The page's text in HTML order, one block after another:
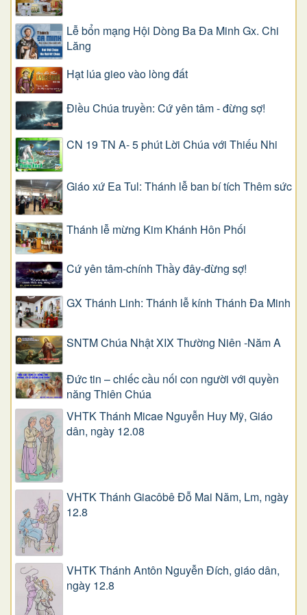
Lễ bổn mạng Hội Dòng Ba Đa Minh Gx. Chi
Lăng
Hạt lúa gieo vào lòng đất
Điều Chúa truyền: Cứ yên tâm - đừng sợ!
CN 19 TN A- 5 phút Lời Chúa với Thiếu Nhi
Giáo xứ Ea Tul: Thánh lễ ban bí tích Thêm sức
Thánh lễ mừng Kim Khánh Hôn Phối
Cứ yên tâm-chính Thầy đây-đừng sợ!
GX Thánh Linh: Thánh lễ kính Thánh Đa Minh
SNTM Chúa Nhật XIX Thường Niên -Năm A
Đức tin – chiếc cầu nối con người với quyền
năng Thiên Chúa
VHTK Thánh Micae Nguyễn Huy Mỹ, Giáo
dân, ngày 12.08
VHTK Thánh Giacôbê Ðỗ Mai Năm, Lm, ngày
12.8
VHTK Thánh Antôn Nguyễn Ðích, giáo dân,
ngày 12.8